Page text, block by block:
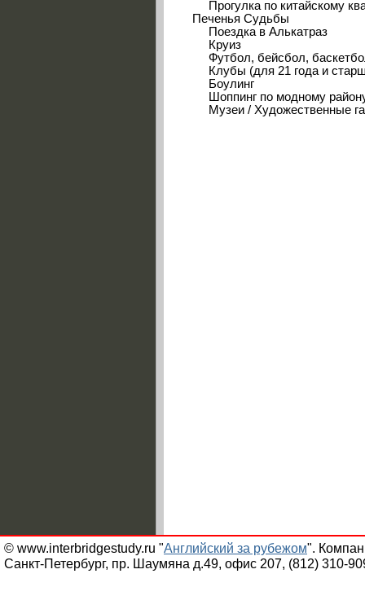
Прогулкапо китайскому
Печенья Судьбы
Поездка в Алькатраз
Круиз
Футбол, бейсбол,
Клубы (для 21 года и
Боулинг
Шоппинг по модному
Музеи / Художественные
© www.interbridgestudy.ru "Английский за рубежом".
Санкт-Петербург, пр. Шаумяна д.49, офис 207, (812) 310-